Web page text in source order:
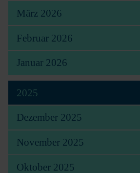
März 2026
Februar 2026
Januar 2026
2025
Dezember 2025
November 2025
Oktober 2025